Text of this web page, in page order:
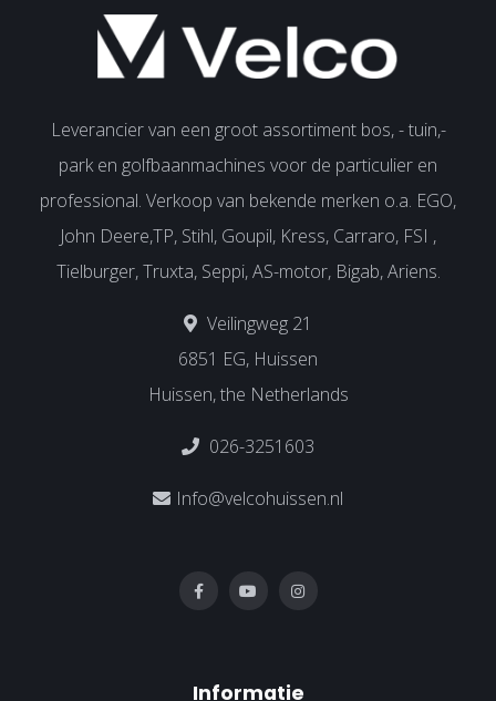
Leverancier van een groot assortiment bos, - tuin,-
park en golfbaanmachines voor de particulier en
professional. Verkoop van bekende merken o.a. EGO,
John Deere,TP, Stihl, Goupil, Kress, Carraro, FSI ,
Tielburger, Truxta, Seppi, AS-motor, Bigab, Ariens.
Veilingweg 21
6851 EG, Huissen
Huissen, the Netherlands
026-3251603
Info@velcohuissen.nl
Informatie